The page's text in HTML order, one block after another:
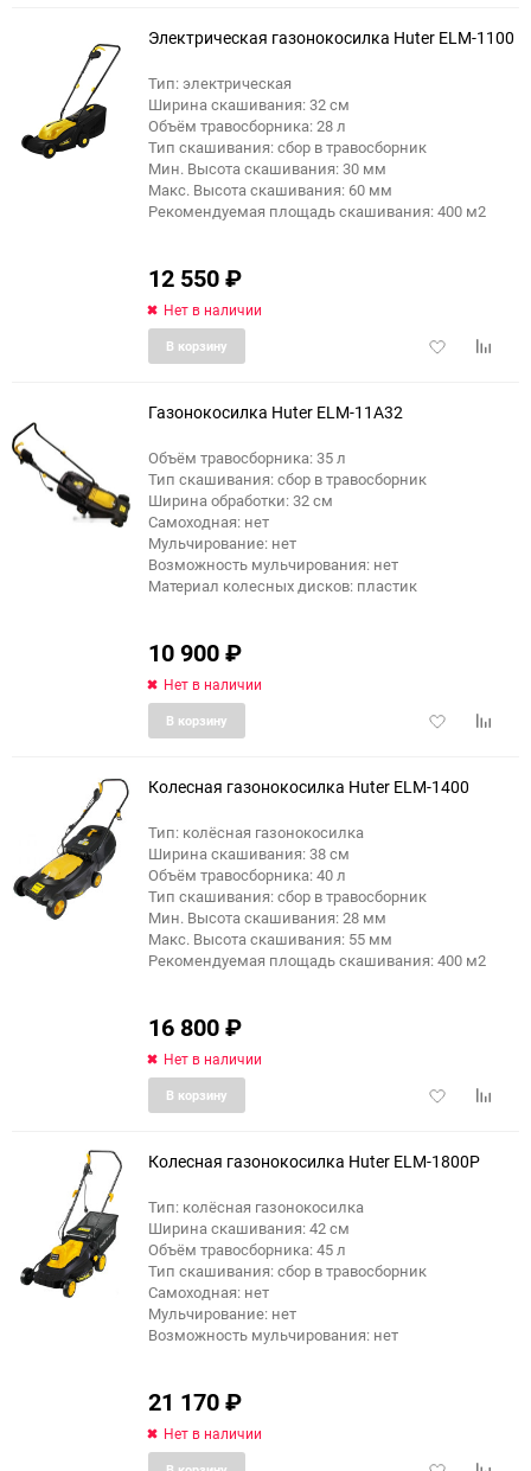
Электрическая газонокосилка Huter ELM-1100
Тип: электрическая
Ширина скашивания: 32 см
Объём травосборника: 28 л
Тип скашивания: сбор в травосборник
Мин. Высота скашивания: 30 мм
Макс. Высота скашивания: 60 мм
Рекомендуемая площадь скашивания: 400 м2
12 550₽
Нет в наличии
Добавить
В корзину
Газонокосилка Huter ELM-11А32
Объём травосборника: 35 л
Тип скашивания: сбор в травосборник
Ширина обработки: 32 см
Самоходная: нет
Мульчирование: нет
Возможность мульчирования: нет
Материал колесных дисков: пластик
10 900₽
Нет в наличии
Добавить
В корзину
Колесная газонокосилка Huter ELM-1400
Тип: колёсная газонокосилка
Ширина скашивания: 38 см
Объём травосборника: 40 л
Тип скашивания: сбор в травосборник
Мин. Высота скашивания: 28 мм
Макс. Высота скашивания: 55 мм
Рекомендуемая площадь скашивания: 400 м2
16 800₽
Нет в наличии
Добавить
В корзину
Колесная газонокосилка Huter ELM-1800P
Тип: колёсная газонокосилка
Ширина скашивания: 42 см
Объём травосборника: 45 л
Тип скашивания: сбор в травосборник
Самоходная: нет
Мульчирование: нет
Возможность мульчирования: нет
21 170₽
Нет в наличии